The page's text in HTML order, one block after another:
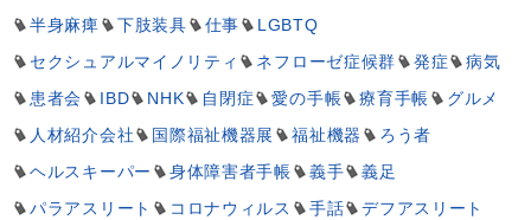
半身麻痺
下肢装具 仕事
LGBTQ
セクシュアルマイノリティ
ネフローゼ症候群 発症
病気
患者会
IBD NHK 自閉症 愛の手帳 療育手帳
グルメ
人材紹介会社
国際福祉機器展 福祉機器
ろう者
ヘルスキーパー
身体障害者手帳 義手
義足
パラアスリート
コロナウィルス 手話
デフアスリート